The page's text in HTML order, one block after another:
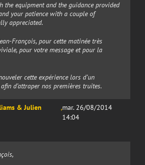
the equipment and the guidance provided
your patience with a couple of
appreciated.
François, pour cette matinée très
pour votre message et pour la
cette expérience lors d’un
d’attraper nos premières truites.
& Julien
,mar. 26/08/2014
14:04